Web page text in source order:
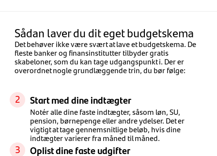
Sådan laver du dit eget budgetskema
Det behøver ikke være svært at lave et budgetskema. De
fleste banker og finansinstitutter tilbyder gratis
skabeloner, som du kan tage udgangspunkt i. Der er
overordnet nogle grundlæggende trin, du bør følge:
Start med dine indtægter
Notér alle dine faste indtægter, såsom løn, SU,
pension, børnepenge eller andre ydelser. Det er
vigtigt at tage gennemsnitlige beløb, hvis dine
indtægter varierer fra måned til måned.
Oplist dine faste udgifter